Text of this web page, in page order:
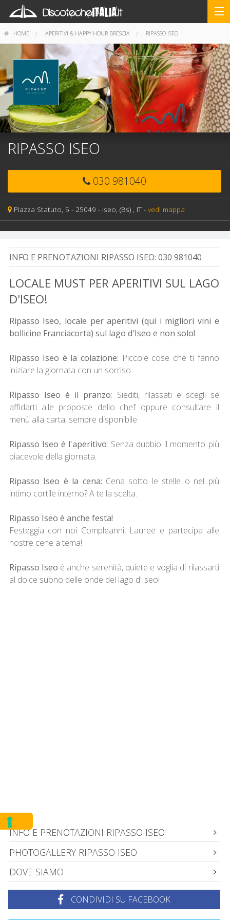
HOME APERITIVI & HAPPY HOUR BRESCIA RIPASSO ISEO
RIPASSO ISEO
030 981040
Piazza Statuto, 5 - 25049 - Iseo, (Bs) , IT - vedi mappa
INFO E PRENOTAZIONI RIPASSO ISEO: 030 981040
LOCALE MUST PER APERITIVI SUL LAGO
D'ISEO!
Ripasso Iseo, locale per aperitivi (qui i migliori vini e
bollicine Franciacorta) sul lago d'Iseo e non solo!
Ripasso Iseo è la colazione: Piccole cose che ti fanno
iniziare la giornata con un sorriso.
Ripasso Iseo è il pranzo: Siediti, rilassati e scegli se
affidarti alle proposte dello chef oppure consultare il
menù alla carta, sempre disponibile.
Ripasso Iseo è l'aperitivo: Senza dubbio il momento più
piacevole della giornata.
Ripasso Iseo è la cena: Cena sotto le stelle o nel più
intimo cortile interno? A te la scelta.
Ripasso Iseo è anche festa!
Festeggia con noi Compleanni, Lauree e partecipa alle
nostre cene a tema!
Ripasso Iseo è anche serenità, quiete e voglia di rilassarti
al dolce suono delle onde del lago d'Iseo!
INFO E PRENOTAZIONI RIPASSO ISEO
PHOTOGALLERY RIPASSO ISEO
DOVE SIAMO
CONDIVIDI SU FACEBOOK